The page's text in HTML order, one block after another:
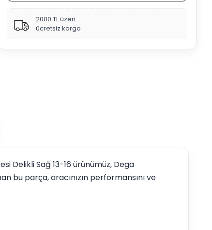
2000 TL üzeri
ücretsiz kargo
Delikli Sağ 13-16 ürünümüz, Dega
bu parça, aracınızın performansını ve